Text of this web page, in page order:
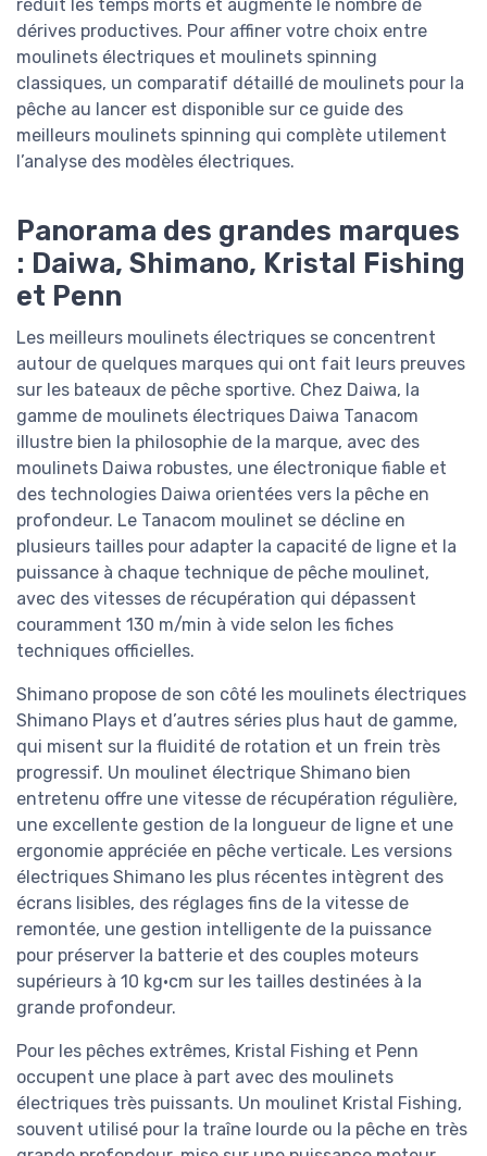
réduit les temps morts et augmente le nombre de
dérives productives. Pour affiner votre choix entre
moulinets électriques et moulinets spinning
classiques, un comparatif détaillé de moulinets pour la
pêche au lancer est disponible sur ce guide des
meilleurs moulinets spinning qui complète utilement
l’analyse des modèles électriques.
Panorama des grandes marques
: Daiwa, Shimano, Kristal Fishing
et Penn
Les meilleurs moulinets électriques se concentrent
autour de quelques marques qui ont fait leurs preuves
sur les bateaux de pêche sportive. Chez Daiwa, la
gamme de moulinets électriques Daiwa Tanacom
illustre bien la philosophie de la marque, avec des
moulinets Daiwa robustes, une électronique fiable et
des technologies Daiwa orientées vers la pêche en
profondeur. Le Tanacom moulinet se décline en
plusieurs tailles pour adapter la capacité de ligne et la
puissance à chaque technique de pêche moulinet,
avec des vitesses de récupération qui dépassent
couramment 130 m/min à vide selon les fiches
techniques officielles.
Shimano propose de son côté les moulinets électriques
Shimano Plays et d’autres séries plus haut de gamme,
qui misent sur la fluidité de rotation et un frein très
progressif. Un moulinet électrique Shimano bien
entretenu offre une vitesse de récupération régulière,
une excellente gestion de la longueur de ligne et une
ergonomie appréciée en pêche verticale. Les versions
électriques Shimano les plus récentes intègrent des
écrans lisibles, des réglages fins de la vitesse de
remontée, une gestion intelligente de la puissance
pour préserver la batterie et des couples moteurs
supérieurs à 10 kg·cm sur les tailles destinées à la
grande profondeur.
Pour les pêches extrêmes, Kristal Fishing et Penn
occupent une place à part avec des moulinets
électriques très puissants. Un moulinet Kristal Fishing,
souvent utilisé pour la traîne lourde ou la pêche en très